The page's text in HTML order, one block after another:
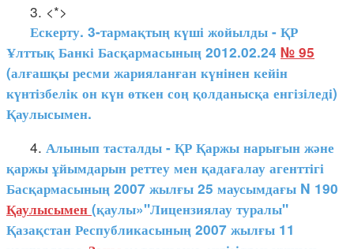
3. <*>
Ескерту. 3-тармақтың күші жойылды - ҚР
Ұлттық Банкі Басқармасының 2012.02.24 № 95
(алғашқы ресми жарияланған күнінен кейін
күнтізбелік он күн өткен соң қолданысқа енгізіледі)
Қаулысымен.
4. Алынып тасталды - ҚР Қаржы нарығын және
қаржы ұйымдарын реттеу мен қадағалау агенттігі
Басқармасының 2007 жылғы 25 маусымдағы N 190
Қаулысымен (қаулы»"Лицензиялау туралы"
Қазақстан Республикасының 2007 жылғы 11